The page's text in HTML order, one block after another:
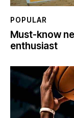
POPULAR
Must-know
enthusiast